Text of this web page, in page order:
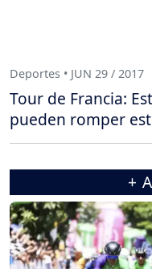
Deportes • JUN 29 / 2017
Tour de Francia:
pueden romper
+